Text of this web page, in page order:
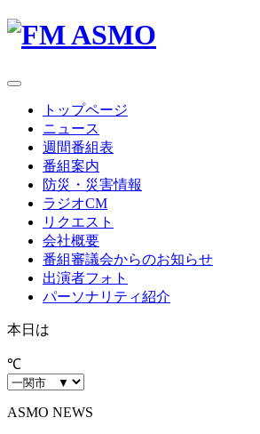
toggle
navigationトップページ
ニュース
週間番組表
番組案内
防災・災害情報
ラジオCM
リクエスト
会社概要
番組審議会からのお知らせ
出演者フォト
パーソナリティ紹介
本日は
℃
ASMO NEWS